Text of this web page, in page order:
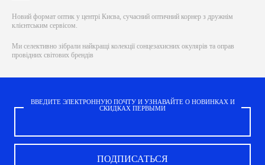
Новий формат оптик у центрі Києва, сучасний оптичний корнер з дружнім
клієнтським сервісом.
Ми селективно зібрали найкращі колекції сонцезахисних окулярів та оправ
провідних світових брендів
Якщо ви бажаєте стати частиною нашої команди або запропонувати співпрацю,
Ідея і основа, це розвиток культури споживання окулярів. Наша головна місія
ВВЕДИТЕ ЭЛЕКТРОННУЮ ПОЧТУ И УЗНАВАЙТЕ О НОВИНКАХ И
СКИДКАХ ПЕРВЫМИ